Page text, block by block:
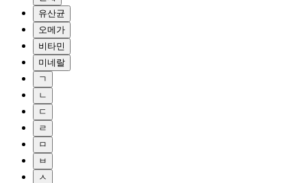
유산균
오메가
비타민
미네랄
ㄱ
ㄴ
ㄷ
ㄹ
ㅁ
ㅂ
ㅅ